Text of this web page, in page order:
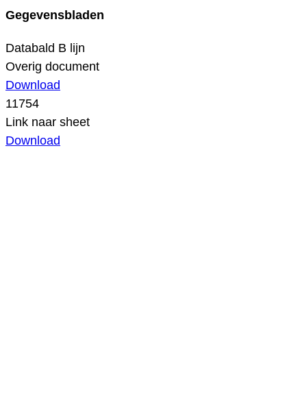
Gegevensbladen
Databald B lijn
Overig document
Download
11754
Link naar sheet
Download